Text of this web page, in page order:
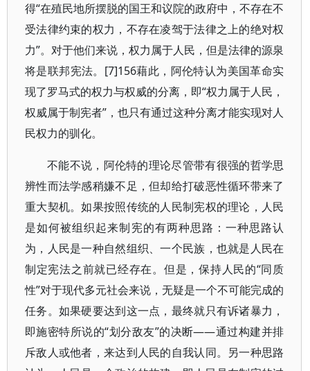
得“在殖民地所摆脱的国王和议院的政府中，不存在不
受法律约束的权力，不存在凌驾于法律之上的绝对权
力”。对于他们来说，权力属于人民，但是法律的源泉
将是联邦宪法。[7]156藉此，阿伦特认为美国革命实
现了罗马式的权力与权威的分离，即“权力属于人民，
权威属于制宪者”，也只有通过这种分离才能实现对人
民权力的驯化。
不能不说，阿伦特的理论尽管带有很强的哲学思
辨性而法学感稍嫌不足，但却给打破恶性循环带来了
重大契机。如果按照传统的人民制宪权的理论，人民
是如何被组织起来制宪的有两种思路：一种思路认
为，人民是一种自然组织、一个民族，也就是人民在
制定宪法之前就已经存在。但是，保持人民的“同质
性”对于现代多元社会来说，无疑是一个不可能完成的
任务。如果硬要达到这一点，最终就只有诉诸暴力，
即施密特所说的“划分敌友”的决断——通过构建并排
斥敌人或他者，来达到人民的自我认同。另一种思路